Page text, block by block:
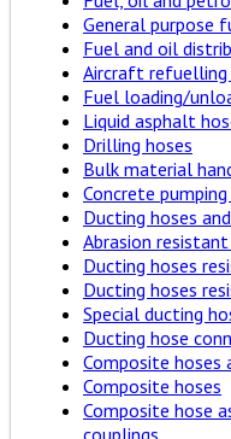
General purpose
Fuel and oil
Aircraft refuelling
Fuel loading/
Liquid asphalt
Drilling hoses
Bulk material
Concrete
Ducting hoses
Abrasion
Ducting hoses
Ducting hoses
Special ducting
Ducting hose
Composite hoses
Composite hoses
Composite hose